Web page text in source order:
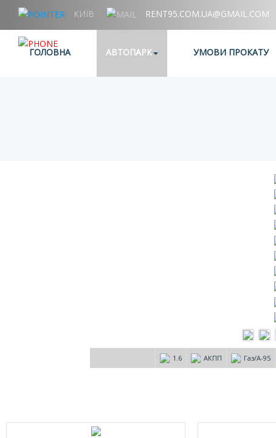
КИЇВ RENT95.COM.UA@GMAIL.COM
ГОЛОВНА
АВТОПАРК УМОВИ ПРОКАТУ
1.6 АКПП Газ/А-95